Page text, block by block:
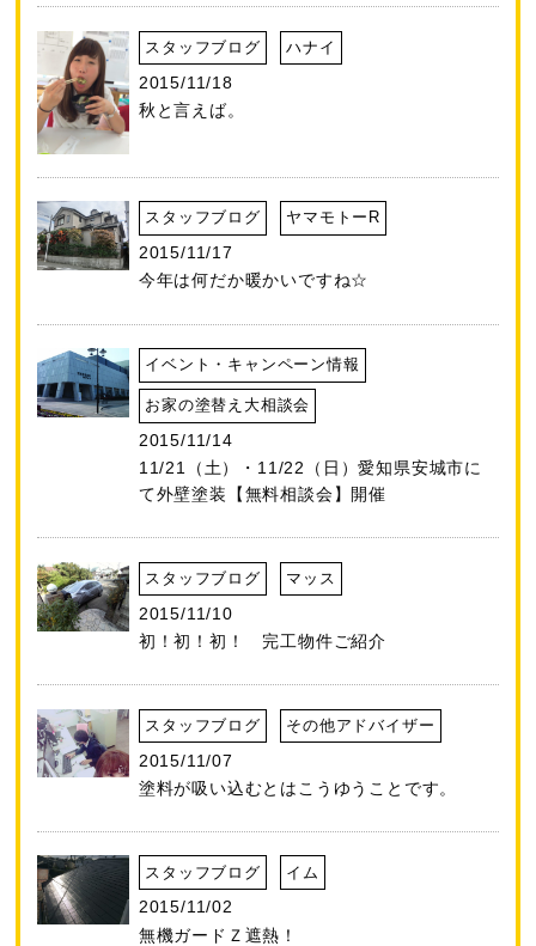
スタッフブログ ハナイ
2015/11/18
秋と言えば。
スタッフブログ ヤマモトーR
2015/11/17
今年は何だか暖かいですね☆
イベント・キャンペーン情報
お家の塗替え大相談会
2015/11/14
11/21（土）・11/22（日）愛知県安城市に
て外壁塗装【無料相談会】開催
スタッフブログ マッス
2015/11/10
初！初！初！ 完工物件ご紹介
スタッフブログ その他アドバイザー
2015/11/07
塗料が吸い込むとはこうゆうことです。
スタッフブログ イム
2015/11/02
無機ガードＺ遮熱！